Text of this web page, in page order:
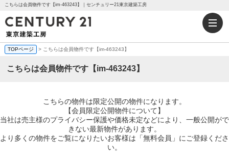
こちらは会員物件です【im-463243】｜センチュリー21東京建築工房
TOPページ > こちらは会員物件です【im-463243】
こちらは会員物件です【im-463243】
こちらの物件は限定公開の物件になります。
【会員限定公開物件について】
当社は売主様のプライバシー保護や価格未定などにより、一般公開がで
きない最新物件があります。
より多くの物件をご覧になりたいお客様は「無料会員」にご登録くださ
い。